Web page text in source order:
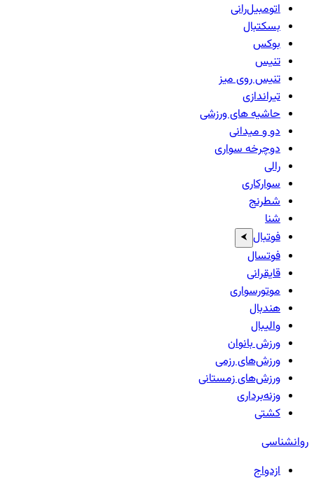
اتومبیل‌رانی
بسکتبال
بوکس
تنیس
تنیس روی میز
تیراندازی
حاشیه های ورزشی
دو و میدانی
دوچرخه سواری
رالی
سوارکاری
شطرنج
شنا
فوتبال ⮜
فوتسال
قایقرانی
موتورسواری
هندبال
والیبال
ورزش بانوان
ورزش‌های رزمی
ورزش‌های زمستانی
وزنه‌برداری
کشتی
روانشناسی
ازدواج